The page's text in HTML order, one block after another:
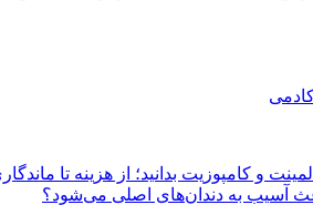
و کامپوزیت بدانید؛ از هزینه تا
آسیب به دندان‌های اصلی می‌شود؟